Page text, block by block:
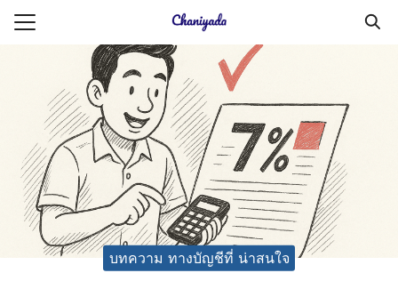
Skip
ยความเป็นส่วนตัว
ญชี (Accounting service)
ญชี (Accounting
บทความ ทางบัญชีที่ น่าสนใจ